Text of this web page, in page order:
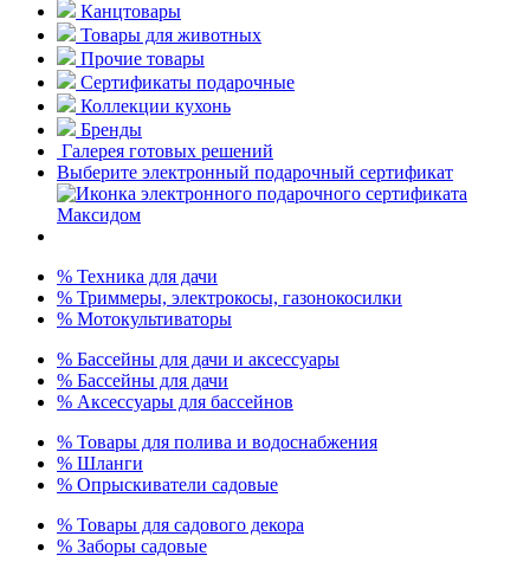
Канцтовары
Товары для животных
Прочие товары
Сертификаты подарочные
Коллекции кухонь
Бренды
Галерея готовых решений
Выберите электронный подарочный сертификат
% Техника для дачи
% Триммеры, электрокосы, газонокосилки
% Мотокультиваторы
% Бассейны для дачи и аксессуары
% Бассейны для дачи
% Аксессуары для бассейнов
% Товары для полива и водоснабжения
% Шланги
% Опрыскиватели садовые
% Товары для садового декора
% Заборы садовые